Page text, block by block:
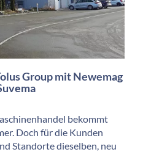
Group mit Newemag
bekommt
Doch für die Kunden
Standorte dieselben, neu